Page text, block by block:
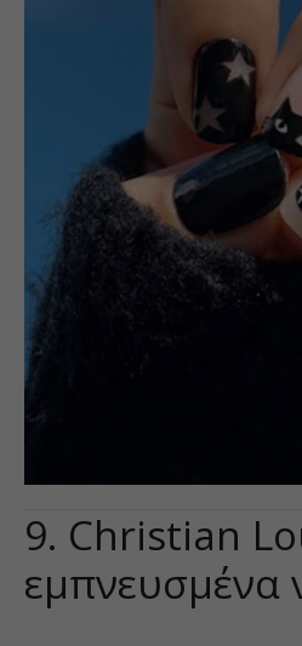
9. Christian
εμπνευσμένα